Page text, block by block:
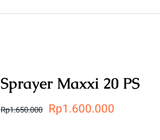
Sprayer Maxxi 20 PS
Rp1.650.000 Harga
Rp1.600.000